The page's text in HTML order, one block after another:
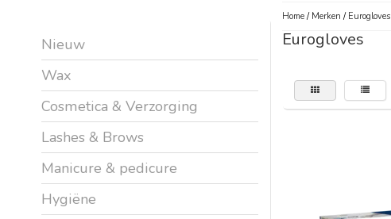
Nieuw
Wax
Cosmetica & Verzorging
Lashes & Brows
Manicure & pedicure
Hygiëne
Home/ Merken / Eurogloves
Eurogloves